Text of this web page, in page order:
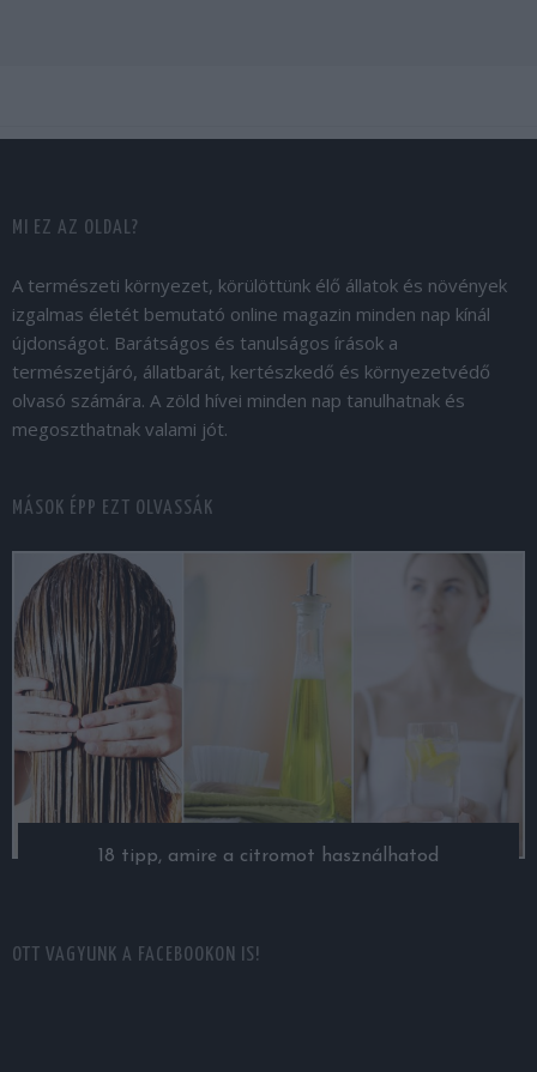
MI EZ AZ OLDAL?
A természeti környezet, körülöttünk élő állatok és növények
izgalmas életét bemutató online magazin minden nap kínál
újdonságot. Barátságos és tanulságos írások a
természetjáró, állatbarát, kertészkedő és környezetvédő
olvasó számára. A zöld hívei minden nap tanulhatnak és
megoszthatnak valami jót.
MÁSOK ÉPP EZT OLVASSÁK
18 tipp, amire a citromot használhatod
OTT VAGYUNK A FACEBOOKON IS!